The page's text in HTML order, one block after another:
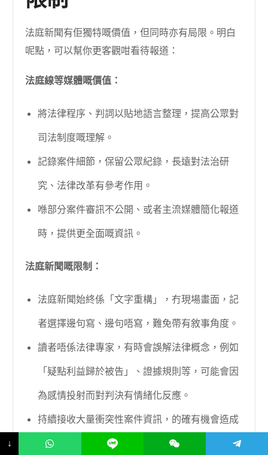
法庭新聞有佢獨特嘅價值，但同時亦有局限。明白
呢點，可以幫你更客觀咁看待報道：
法庭線等媒體嘅價值：
將法律程序、判詞以貼地語言整理，提高公眾對
司法制度嘅理解。
記錄案件細節，保留公眾紀錄，長遠對法治研
究、法律改革有參考作用。
喺部分案件審訊不公開、或者主流媒體簡化報道
時，提供更全面嘅資訊。
法庭新聞嘅限制：
法庭新聞始終係「文字重構」，冇現場畫面，記
者選擇邊句寫、邊句唔寫，難免帶有敘事角度。
讀者唔係法律專家，有時會誤解法律概念，例如
「疑點利益歸於被告」、證據規則等，可能會因
為感情投射而對判決有情緒化反應。
持續接收大量衝突性案件資訊，的確有機會造成
情緒負荷，尤其係同理心強嘅人。
↓